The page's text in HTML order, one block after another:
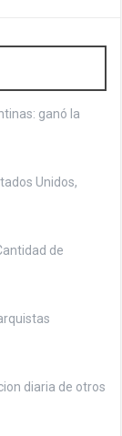
ganó la
Unidos,
de
diaria de otros